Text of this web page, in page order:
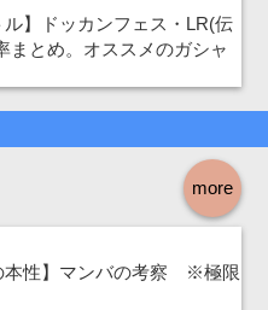
ル】ドッカンフェス・LR(伝
まとめ。オススメのガシャ
more
本性】マンバの考察 ※極限